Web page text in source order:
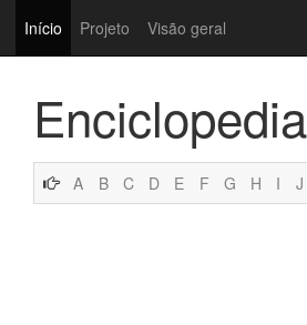
Início Projeto Visão geral
A B C D E F G H I J